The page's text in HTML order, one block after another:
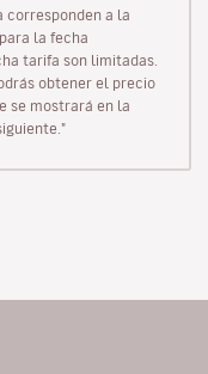
corresponden a la
la fecha
tarifa son limitadas.
obtener el precio
se mostrará en la